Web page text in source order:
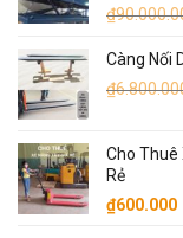
₫
Càng Nối
₫
Cho Thuê
Rẻ
₫600.000